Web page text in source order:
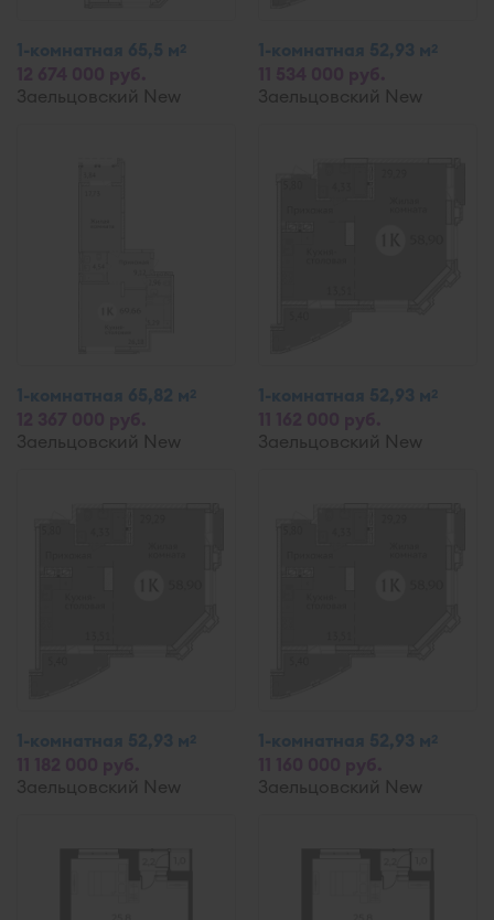
1-комнатная 65,5 м2
Заельцовский New
1-комнатная 52,93 м2
Заельцовский New
1-комнатная 65,82 м2
Заельцовский New
1-комнатная 52,93 м2
Заельцовский New
1-комнатная 52,93 м2
Заельцовский New
1-комнатная 52,93 м2
Заельцовский New